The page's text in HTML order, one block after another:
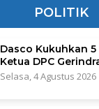
POLITIK
Dasco Kukuhkan
Ketua DPC
Selasa, 4 Agustus 2026